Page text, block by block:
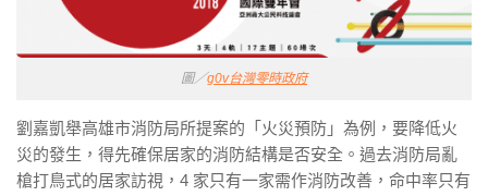
圖／g0v台灣零時政府
劉嘉凱舉高雄市消防局所提案的「火災預防」為例，要降低火
災的發生，得先確保居家的消防結構是否安全。過去消防局亂
槍打鳥式的居家訪視，4 家只有一家需作消防改善，命中率只有